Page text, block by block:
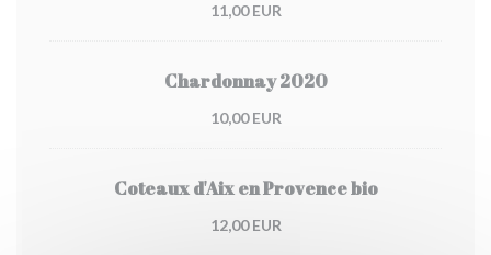
11,00 EUR
Chardonnay 2020
10,00 EUR
Coteaux d'Aix en Provence bio
12,00 EUR